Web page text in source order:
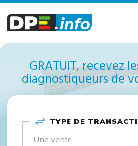
GRATUIT, recevez
diagnostiqueurs de
TYPE DE
Une vente